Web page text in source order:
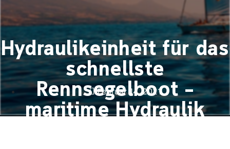
Hydraulikeinheit für das
schnellste
Rennsegelboot –
maritime Hydraulik
Februar 14, 2021